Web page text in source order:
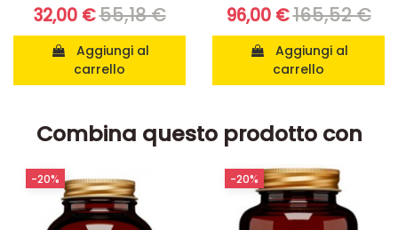
32,00 €55,18 €
carrello
96,00 €165,52 €
carrello
Combina questo prodotto con
-20% -20%